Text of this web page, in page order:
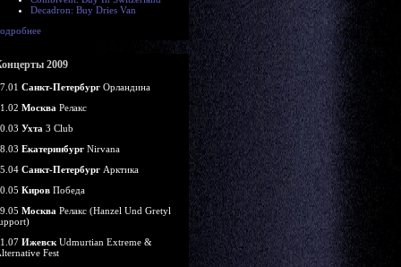
Decadron: Buy Dries Van
2009
Санкт-Петербург Орландина
Москва Релакс
Ухта 3 Club
Екатеринбург Nirvana
Санкт-Петербург Арктика
Киров Победа
Москва Релакс (Hanzel Und Gretyl
Ижевск Udmurtian Extreme &
Fest